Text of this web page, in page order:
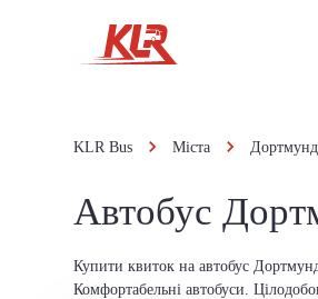
KLR Bus Міста Дортмунд
Автобус
Купити квиток на автобус
Комфортабельні автобуси.